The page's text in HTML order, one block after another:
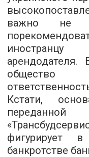
важно не
иностранцу
общество
Кстати,
фигурирует
банкротстве